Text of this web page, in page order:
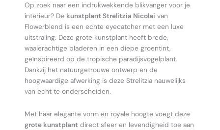
Op zoek naar een indrukwekkende blikvanger voor je
interieur? De kunstplant Strelitzia Nicolai van
Flowerblend is een echte eyecatcher met een luxe
uitstraling. Deze grote kunstplant heeft brede,
waaierachtige bladeren in een diepe groentint,
geïnspireerd op de tropische paradijsvogelplant.
Dankzij het natuurgetrouwe ontwerp en de
hoogwaardige afwerking is deze Strelitzia nauwelijks
van echt te onderscheiden.
Met haar elegante vorm en royale hoogte voegt deze
grote kunstplant direct sfeer en levendigheid toe aan